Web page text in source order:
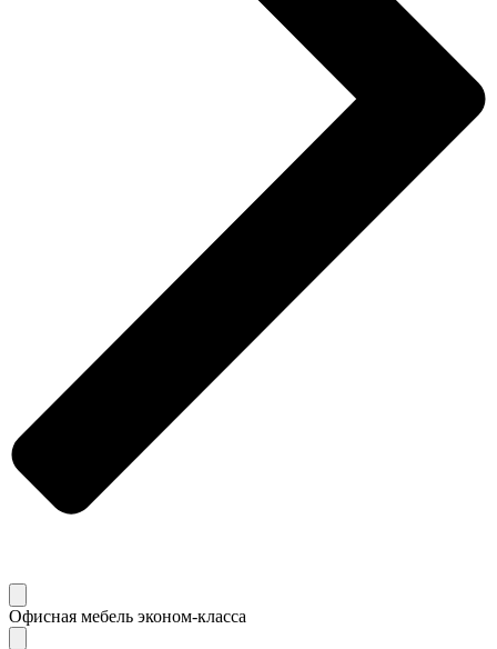
Офисная мебель эконом-класса